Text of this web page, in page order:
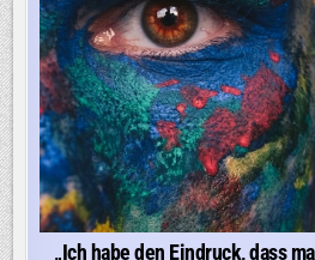
„Ich habe den Eindruck, dass